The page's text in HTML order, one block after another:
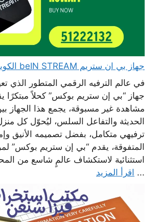
جهاز بي ان ستريم beIN STREAM الكويت مع اشتراك
في عالم الترفيه الرقمي المتطور الذي
جهاز “بي إن ستريم بوكس” كحلاً مبتكرًا
مشاهدة غير مسبوقة، يجمع هذا الجهاز
الحديثة والتفاعل السلس، ليُحوّل كل
ترفيهي متكامل، بفضل تصميمه الأنيق
المتفوقة، يقدم “بي إن ستريم بوكس”
استثنائية لاستكشاف عالمٍ شاسع من
... اقرأ المزيد